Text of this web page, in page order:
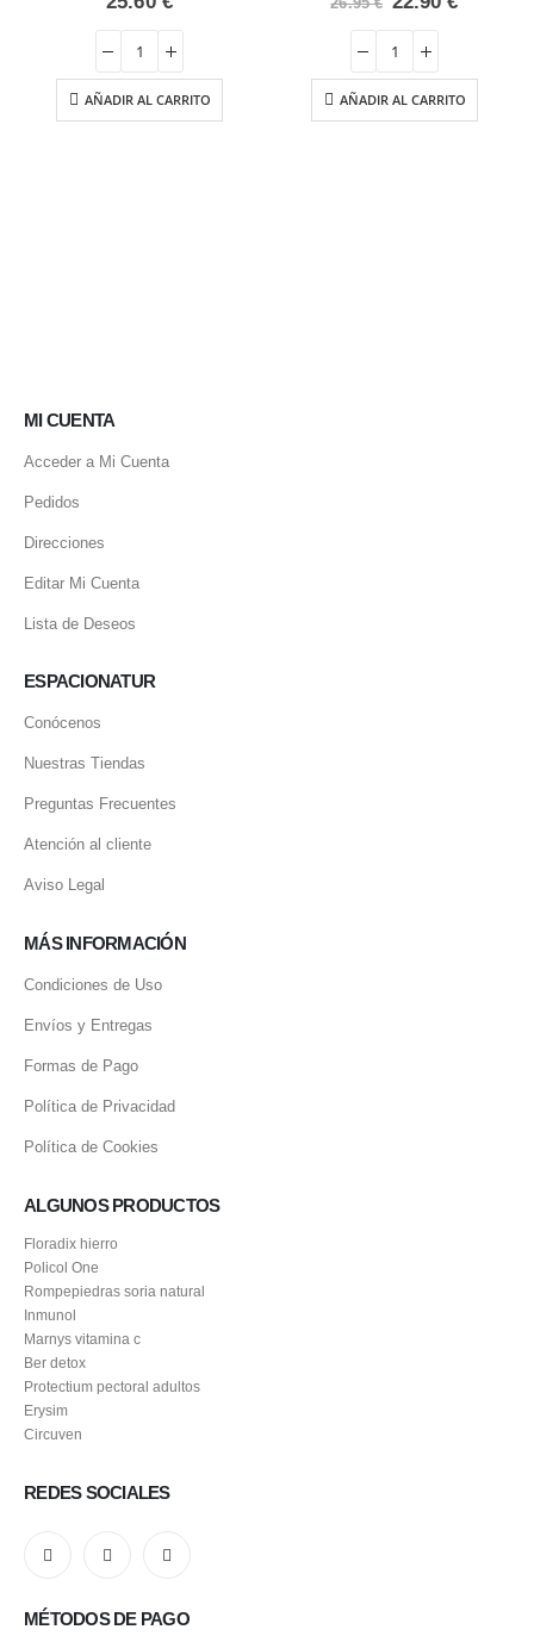
AÑADIR AL CARRITO
era:
26.95 €.22.90 €.
AÑADIR AL CARRITO
MI CUENTA
Acceder a Mi Cuenta
Pedidos
Direcciones
Editar Mi Cuenta
Lista de Deseos
ESPACIONATUR
Conócenos
Nuestras Tiendas
Preguntas Frecuentes
Atención al cliente
Aviso Legal
MÁS INFORMACIÓN
Condiciones de Uso
Envíos y Entregas
Formas de Pago
Política de Privacidad
Política de Cookies
ALGUNOS PRODUCTOS
Floradix hierro
Policol One
Rompepiedras soria natural
Inmunol
Marnys vitamina c
Ber detox
Protectium pectoral adultos
Erysim
Circuven
REDES SOCIALES
MÉTODOS DE PAGO